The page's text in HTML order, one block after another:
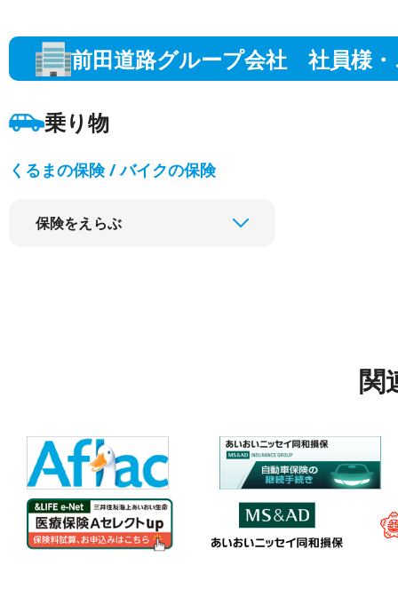
前田道路グループ会社 社員様・
乗り物
くるまの保険 / バイクの保険
保険をえらぶ
関